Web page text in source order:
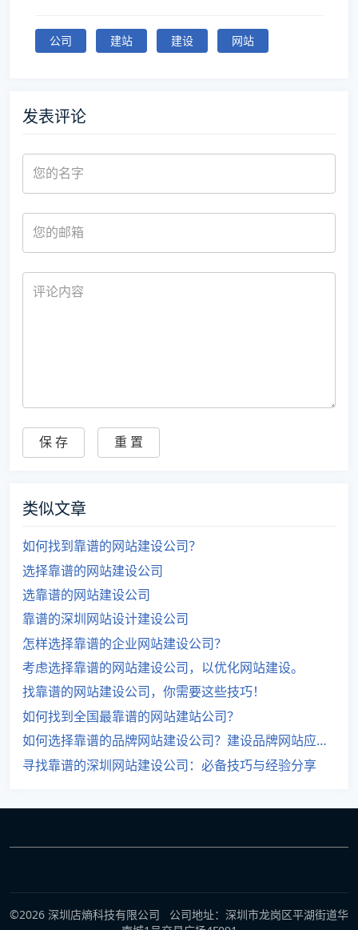
公司 建站 建设 网站
发表评论
类似文章
如何找到靠谱的网站建设公司？
选择靠谱的网站建设公司
选靠谱的网站建设公司
靠谱的深圳网站设计建设公司
怎样选择靠谱的企业网站建设公司？
考虑选择靠谱的网站建设公司，以优化网站建设。
找靠谱的网站建设公司，你需要这些技巧！
如何找到全国最靠谱的网站建站公司？
如何选择靠谱的品牌网站建设公司？建设品牌网站应注意哪些事项？
寻找靠谱的深圳网站建设公司：必备技巧与经验分享
©2026 深圳店熵科技有限公司 公司地址：深圳市龙岗区平湖街道华